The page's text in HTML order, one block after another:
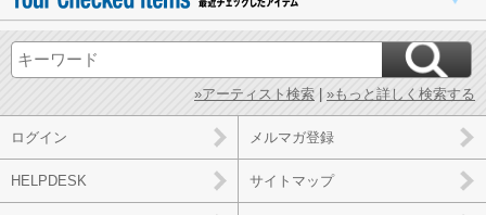
»アーティスト検索 »もっと詳しく検索する
ログイン メルマガ登録
HELPDESK サイトマップ